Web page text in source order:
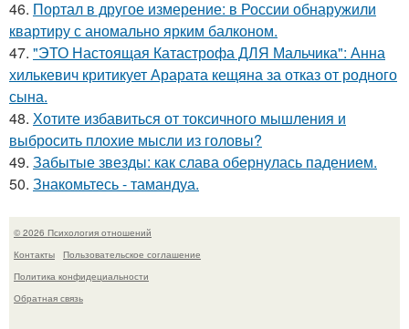
46. Портал в другое измерение: в России обнаружили
квартиру с аномально ярким балконом.
47. "ЭТО Настоящая Катастрофа ДЛЯ Мальчика": Анна
хилькевич критикует Арарата кещяна за отказ от родного
сына.
48. Хотите избавиться от токсичного мышления и
выбросить плохие мысли из головы?
49. Забытые звезды: как слава обернулась падением.
50. Знакомьтесь - тамандуа.
© 2026 Психология отношений
Контакты
Пользовательское соглашение
Политика конфидециальности
Обратная связь